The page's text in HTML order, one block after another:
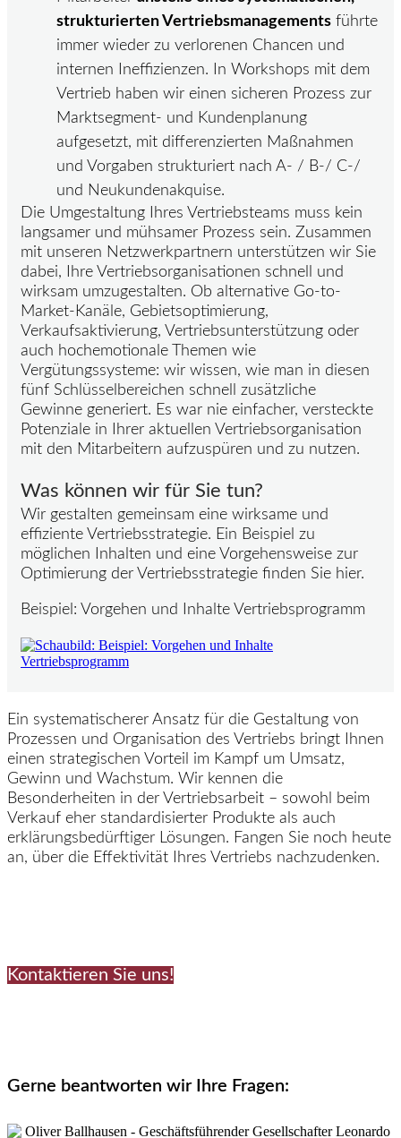
strukturierten Vertriebsmanagements führte
immer wieder zu verlorenen Chancen und
internen Ineffizienzen. In Workshops mit dem
Vertrieb haben wir einen sicheren Prozess zur
Marktsegment- und Kundenplanung
aufgesetzt, mit differenzierten Maßnahmen
und Vorgaben strukturiert nach A- / B-/ C-/
und Neukundenakquise.
Die Umgestaltung Ihres Vertriebsteams muss kein
langsamer und mühsamer Prozess sein. Zusammen
mit unseren Netzwerkpartnern unterstützen wir Sie
dabei, Ihre Vertriebsorganisationen schnell und
wirksam umzugestalten. Ob alternative Go-to-
Market-Kanäle, Gebietsoptimierung,
Verkaufsaktivierung, Vertriebsunterstützung oder
auch hochemotionale Themen wie
Vergütungssysteme: wir wissen, wie man in diesen
fünf Schlüsselbereichen schnell zusätzliche
Gewinne generiert. Es war nie einfacher, versteckte
Potenziale in Ihrer aktuellen Vertriebsorganisation
mit den Mitarbeitern aufzuspüren und zu nutzen.
Was können wir für Sie tun?
Wir gestalten gemeinsam eine wirksame und
effiziente Vertriebsstrategie. Ein Beispiel zu
möglichen Inhalten und eine Vorgehensweise zur
Optimierung der Vertriebsstrategie finden Sie hier.
Beispiel: Vorgehen und Inhalte Vertriebsprogramm
Ein systematischerer Ansatz für die Gestaltung von
Prozessen und Organisation des Vertriebs bringt Ihnen
einen strategischen Vorteil im Kampf um Umsatz,
Gewinn und Wachstum. Wir kennen die
Besonderheiten in der Vertriebsarbeit – sowohl beim
Verkauf eher standardisierter Produkte als auch
erklärungsbedürftiger Lösungen. Fangen Sie noch heute
an, über die Effektivität Ihres Vertriebs nachzudenken.
Kontaktieren Sie uns!
Gerne beantworten wir Ihre Fragen: